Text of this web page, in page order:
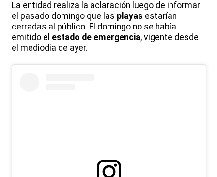
La entidad realiza la aclaración luego de informar
el pasado domingo que las playas estarían
cerradas al público. El domingo no se había
emitido el estado de emergencia, vigente desde
el mediodia de ayer.